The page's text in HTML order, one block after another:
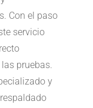
Con el paso
servicio
pruebas.
y